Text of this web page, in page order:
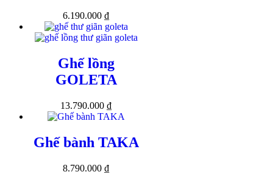
6.190.000 ₫
Ghế lồng
GOLETA
13.790.000 ₫
Ghế bành TAKA
8.790.000 ₫